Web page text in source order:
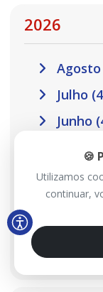
2026
Agosto
Julho
Junho
Maio
Abril
Março
🍪
Utilizamos
continuar,